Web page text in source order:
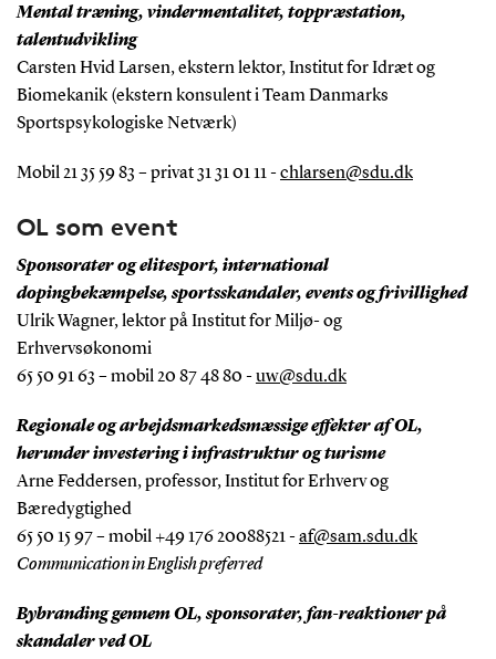
Mental træning, vindermentalitet, toppræstation,
talentudvikling
Carsten Hvid Larsen, ekstern lektor, Institut for Idræt og
Biomekanik (ekstern konsulent i Team Danmarks
Sportspsykologiske Netværk)
Mobil 21 35 59 83 – privat 31 31 01 11 -chlarsen@sdu.dk
OL som event
Sponsorater og elitesport, international
dopingbekæmpelse, sportsskandaler, events og frivillighed
Ulrik Wagner, lektor på Institut for Miljø- og
Erhvervsøkonomi
65 50 91 63 – mobil 20 87 48 80 -uw@sdu.dk
Regionale og arbejdsmarkedsmæssige effekter af OL,
herunder investering i infrastruktur og turisme
Arne Feddersen, professor, Institut for Erhverv og
Bæredygtighed
65 50 15 97 – mobil +49 176 20088521 -af@sam.sdu.dk
Communication in English preferred
Bybranding gennem OL, sponsorater, fan-reaktioner på
skandaler ved OL